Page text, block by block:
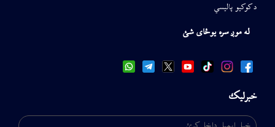
د کوکیو پالیسي
له موږ سره یوځای شئ
خبرلیک